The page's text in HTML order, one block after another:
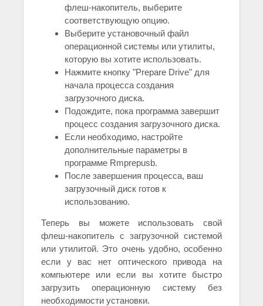
флеш-накопитель, выберите
соответствующую опцию.
Выберите установочный файл
операционной системы или утилиты,
которую вы хотите использовать.
Нажмите кнопку "Prepare Drive" для
начала процесса создания
загрузочного диска.
Подождите, пока программа завершит
процесс создания загрузочного диска.
Если необходимо, настройте
дополнительные параметры в
программе Rmprepusb.
После завершения процесса, ваш
загрузочный диск готов к
использованию.
Теперь вы можете использовать свой
флеш-накопитель с загрузочной системой
или утилитой. Это очень удобно, особенно
если у вас нет оптического привода на
компьютере или если вы хотите быстро
загрузить операционную систему без
необходимости установки.